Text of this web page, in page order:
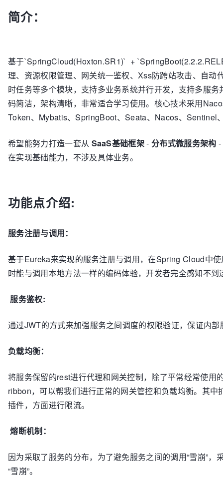
简介：
基于`SpringCloud(Hoxton.SR1)` +
理、资源权限管理、网关统一鉴权、Xss防跨站攻击、自动
时任务等多个模块，支持多业务系统并行开发，支持多服
码简洁，架构清晰，非常适合学习使用。核心技术采用
Token、Mybatis、SpringBoot、Seata、Nacos、Sentinel
希望能努力打造一套从 SaaS基础框架-分布式微服务架构 -
在实现基础能力，不涉及具体业务。
功能点介绍:
服务注册与调用：
基于Eureka来实现的服务注册与调用，在Spring Cloud中
时能与调用本地方法一样的编码体验，开发者完全感知不
服务鉴权:
通过JWT的方式来加强服务之间调度的权限验证，保证内
负载均衡：
将服务保留的rest进行代理和网关控制，除了平常经常使
ribbon，可以帮我们进行正常的网关管控和负载均衡。其
插件，方面进行限流。
熔断机制：
因为采取了服务的分布，为了避免服务之间的调用“雪崩”
“雪崩”。